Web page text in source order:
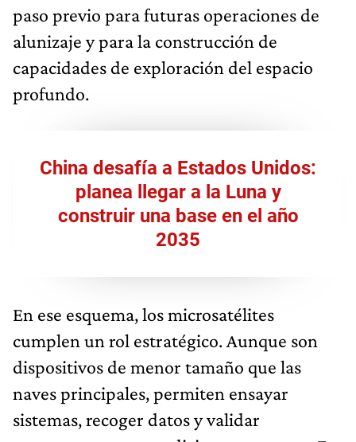
paso previo para futuras operaciones de
alunizaje y para la construcción de
capacidades de exploración del espacio
profundo.
China desafía a Estados Unidos:
planea llegar a la Luna y
construir una base en el año
2035
En ese esquema, los microsatélites
cumplen un rol estratégico. Aunque son
dispositivos de menor tamaño que las
naves principales, permiten ensayar
sistemas, recoger datos y validar